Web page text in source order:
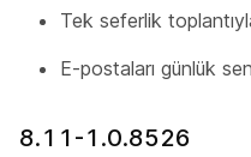
Tek seferlik
E-postaları günlük
8.11-1.0.8526